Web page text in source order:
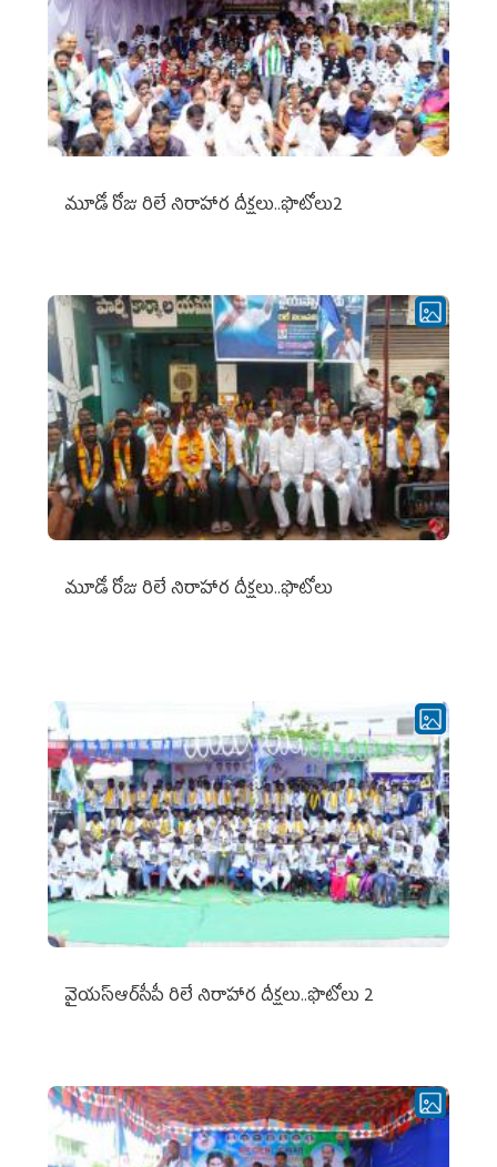
మూడో రోజు రిలే నిరాహార దీక్షలు..ఫొటోలు2
మూడో రోజు రిలే నిరాహార దీక్షలు..ఫొటోలు
వైయ‌స్ఆర్‌సీపీ రిలే నిరాహార దీక్షలు..ఫొటోలు 2